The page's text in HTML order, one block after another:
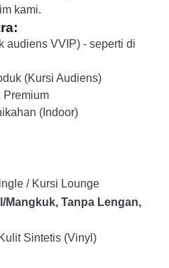
kami.
audiens VVIP) - seperti di
(Kursi Audiens)
Premium
(Indoor)
/ Kursi Lounge
Mangkuk, Tanpa Lengan,
Sintetis (Vinyl)